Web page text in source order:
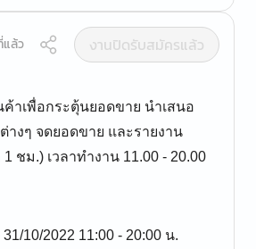
แล้ว
งานปิดรับสมัครแล้ว
าเพื่อกระตุ้นยอดขาย นำเสนอ
งๆ จดยอดขาย และรายงาน
ชม.) เวลาทำงาน 11.00 - 20.00
31/10/2022 11:00 - 20:00 น.